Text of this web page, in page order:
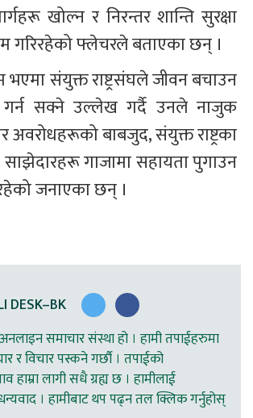
खोल्न र निरन्तर शान्ति सुरक्षा
गरिरहेको फ्लेचरले बताएका छन् ।
संयुक्त राष्ट्रसंघले जीवन बचाउन
सक्ने उल्लेख गर्दै उनले नाजुक
अवरोधहरूको बाबजुद, संयुक्त राष्ट्रका
गाजामा सहायता पुगाउन
जनाएका छन् ।
DESK–BK
समाचार संस्था हो । हामी तपाईहरुमा
र विचार पस्कने गर्छौ । तपाईको
लागी सधै ग्रह्य छ । हामीलाई
। हामीबाट थप पढ्न तल क्लिक गर्नुहोस्